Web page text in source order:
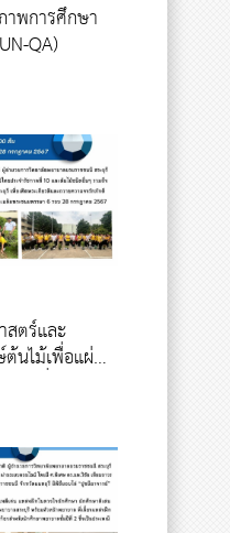
พการศึกษา
QA)
ตร์และ
นไม้เพื่อแผ่น
น
เฉลิม